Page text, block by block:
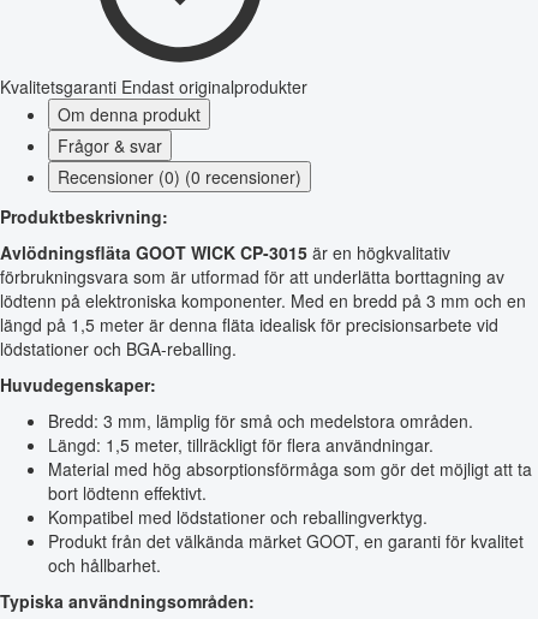
Kvalitetsgaranti Endast originalprodukter
Om denna produkt
Frågor & svar
Recensioner (0) (0 recensioner)
Produktbeskrivning:
Avlödningsfläta GOOT WICK CP-3015 är en högkvalitativ
förbrukningsvara som är utformad för att underlätta borttagning av
lödtenn på elektroniska komponenter. Med en bredd på 3 mm och en
längd på 1,5 meter är denna fläta idealisk för precisionsarbete vid
lödstationer och BGA-reballing.
Huvudegenskaper:
Bredd: 3 mm, lämplig för små och medelstora områden.
Längd: 1,5 meter, tillräckligt för flera användningar.
Material med hög absorptionsförmåga som gör det möjligt att ta
bort lödtenn effektivt.
Kompatibel med lödstationer och reballingverktyg.
Produkt från det välkända märket GOOT, en garanti för kvalitet
och hållbarhet.
Typiska användningsområden: